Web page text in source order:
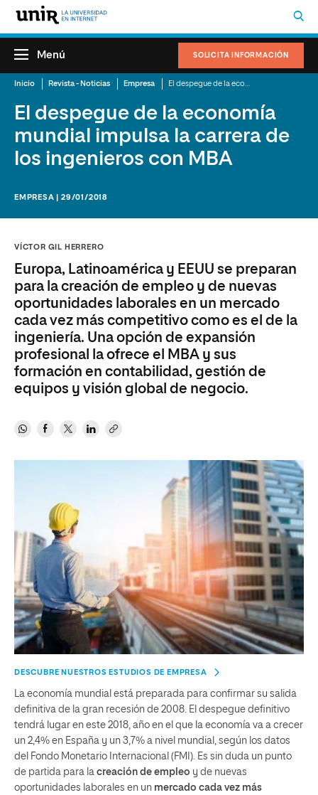
SOLICITA INFORMACIÓN
Menú
Inicio Revista - Noticias Empresa
El despegue de la economía
mundial impulsa la carrera de
los ingenieros con MBA
EMPRESA | 29/01/2018
VÍCTOR GIL HERRERO
Europa, Latinoamérica y EEUU se preparan
para la creación de empleo y de nuevas
oportunidades laborales en un mercado
cada vez más competitivo como es el de la
ingeniería. Una opción de expansión
profesional la ofrece el MBA y sus
formación en contabilidad, gestión de
equipos y visión global de negocio.
DESCUBRE NUESTROS ESTUDIOS DE EMPRESA
La economía mundial está preparada para confirmar su salida
definitiva de la gran recesión de 2008. El despegue definitivo
tendrá lugar en este 2018, año en el que la economía va a crecer
un 2,4% en España y un 3,7% a nivel mundial, según los datos
del Fondo Monetario Internacional (FMI). Es sin duda un punto
de partida para la creación de empleo y de nuevas
oportunidades laborales en un mercado cada vez más